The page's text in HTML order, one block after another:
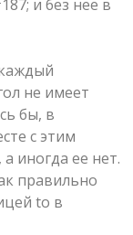
не имеет
бы, в
с этим
, а иногда ее нет.
правильно
to в